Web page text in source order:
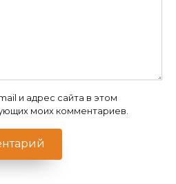
и адрес сайта в этом
моих комментариев.